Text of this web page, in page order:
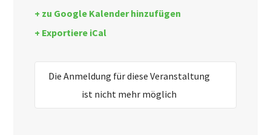
+ zu Google Kalender hinzufügen
+ Exportiere iCal
Die Anmeldung für diese Veranstaltung
ist nicht mehr möglich